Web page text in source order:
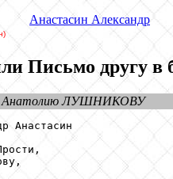
)
Анастасин Александр
Письмо другу
Анатолию ЛУШНИКОВУ
Анастасин